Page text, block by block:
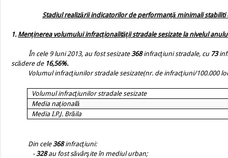
Stadiul realizării indicatorilor de performanţă minimali
1. Menţinerea volumului infracţionalităţii stradale sesizate la nivelul
În cele 9 luni 2013, au fost sesizate368infracţiuni stradale, cu 73
scădere de 16,56%.
Volumul infracţiunilor stradale sesizate(nr. de infracţiuni/100.000
Volumul infracţiunilor stradale sesizate
Media naţională
Media I.P.J. Brăila
Din cele368infracţiuni:
-328au fost săvârşite în mediul urban;